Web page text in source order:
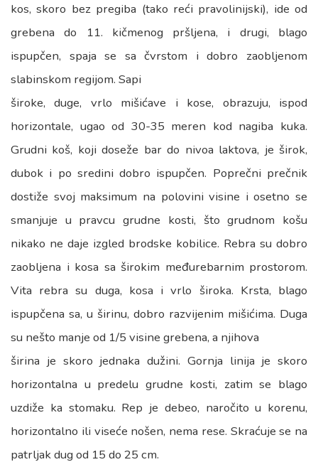
kos, skoro bez pregiba (tako reći pravolinijski), ide od
grebena do 11. kičmenog pršljena, i drugi, blago
ispupčen, spaja se sa čvrstom i dobro zaobljenom
slabinskom regijom. Sapi
široke, duge, vrlo mišićave i kose, obrazuju, ispod
horizontale, ugao od 30-35 meren kod nagiba kuka.
Grudni koš, koji doseže bar do nivoa laktova, je širok,
dubok i po sredini dobro ispupčen. Poprečni prečnik
dostiže svoj maksimum na polovini visine i osetno se
smanjuje u pravcu grudne kosti, što grudnom košu
nikako ne daje izgled brodske kobilice. Rebra su dobro
zaobljena i kosa sa širokim međurebarnim prostorom.
Vita rebra su duga, kosa i vrlo široka. Krsta, blago
ispupčena sa, u širinu, dobro razvijenim mišićima. Duga
su nešto manje od 1/5 visine grebena, a njihova
širina je skoro jednaka dužini. Gornja linija je skoro
horizontalna u predelu grudne kosti, zatim se blago
uzdiže ka stomaku. Rep je debeo, naročito u korenu,
horizontalno ili viseće nošen, nema rese. Skraćuje se na
patrljak dug od 15 do 25 cm.